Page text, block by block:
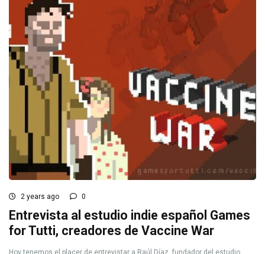
2 years ago 0
Entrevista al estudio indie español Games
for Tutti, creadores de Vaccine War
Hoy tenemos el placer de entrevistar a Raúl Díaz, fundador del estudio